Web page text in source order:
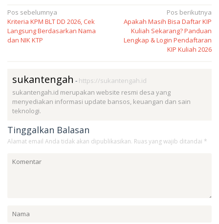
Navigasi
pos
Pos sebelumnya
Kriteria KPM BLT DD 2026, Cek
Langsung Berdasarkan Nama
dan NIK KTP
Pos berikutnya
Apakah Masih Bisa Daftar KIP
Kuliah Sekarang? Panduan
Lengkap & Login Pendaftaran
KIP Kuliah 2026
sukantengah - https://sukantengah.id
sukantengah.id merupakan website resmi desa yang
menyediakan informasi update bansos, keuangan dan sain
teknologi.
Tinggalkan Balasan
Alamat email Anda tidak akan dipublikasikan. Ruas yang wajib ditandai *